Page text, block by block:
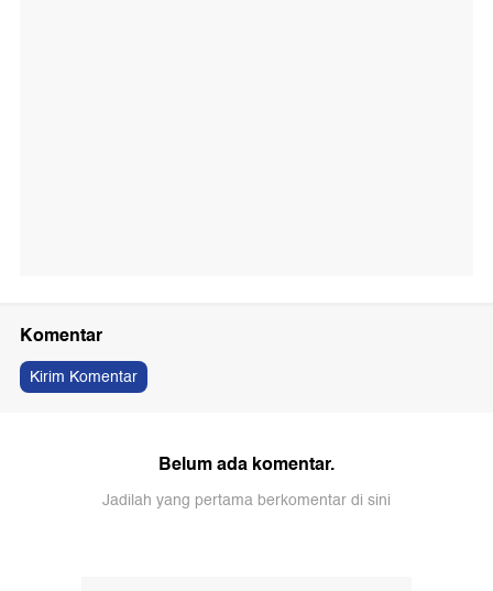
Komentar
Kirim Komentar
Belum ada komentar.
Jadilah yang pertama berkomentar di sini